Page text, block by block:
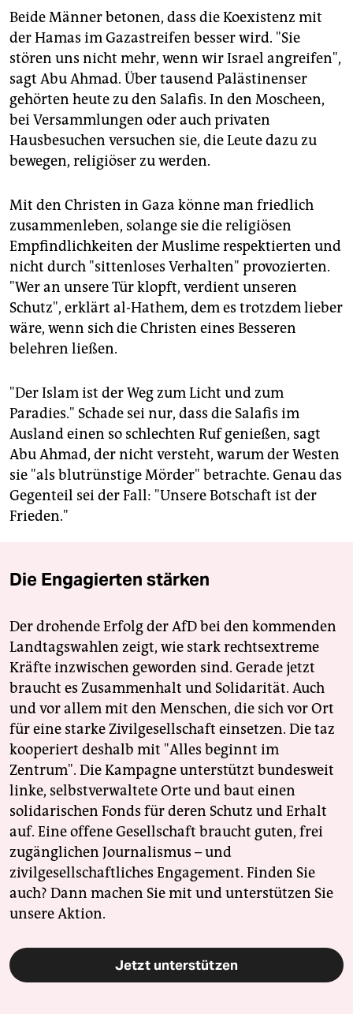
Beide Männer betonen, dass die Koexistenz mit
der Hamas im Gazastreifen besser wird. "Sie
stören uns nicht mehr, wenn wir Israel angreifen",
sagt Abu Ahmad. Über tausend Palästinenser
gehörten heute zu den Salafis. In den Moscheen,
bei Versammlungen oder auch privaten
Hausbesuchen versuchen sie, die Leute dazu zu
bewegen, religiöser zu werden.
Mit den Christen in Gaza könne man friedlich
zusammenleben, solange sie die religiösen
Empfindlichkeiten der Muslime respektierten und
nicht durch "sittenloses Verhalten" provozierten.
"Wer an unsere Tür klopft, verdient unseren
Schutz", erklärt al-Hathem, dem es trotzdem lieber
wäre, wenn sich die Christen eines Besseren
belehren ließen.
"Der Islam ist der Weg zum Licht und zum
Paradies." Schade sei nur, dass die Salafis im
Ausland einen so schlechten Ruf genießen, sagt
Abu Ahmad, der nicht versteht, warum der Westen
sie "als blutrünstige Mörder" betrachte. Genau das
Gegenteil sei der Fall: "Unsere Botschaft ist der
Frieden."
Die Engagierten stärken
Der drohende Erfolg der AfD bei den kommenden
Landtagswahlen zeigt, wie stark rechtsextreme
Kräfte inzwischen geworden sind. Gerade jetzt
braucht es Zusammenhalt und Solidarität. Auch
und vor allem mit den Menschen, die sich vor Ort
für eine starke Zivilgesellschaft einsetzen. Die taz
kooperiert deshalb mit "Alles beginnt im
Zentrum". Die Kampagne unterstützt bundesweit
linke, selbstverwaltete Orte und baut einen
solidarischen Fonds für deren Schutz und Erhalt
auf. Eine offene Gesellschaft braucht guten, frei
zugänglichen Journalismus – und
zivilgesellschaftliches Engagement. Finden Sie
auch? Dann machen Sie mit und unterstützen Sie
unsere Aktion.
Jetzt unterstützen